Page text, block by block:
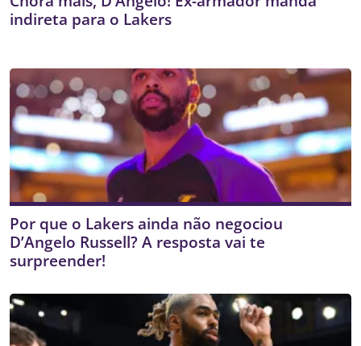
indireta para o Lakers
Por que o Lakers ainda não negociou
D’Angelo Russell? A resposta vai te
surpreender!